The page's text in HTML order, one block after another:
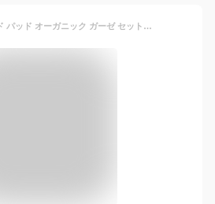
胸の汗 汗取りパッド パッド オーガニック ガーゼ セット 谷間 汗 吸水 汗臭 ニオイ ムレ 胸パット 胸の汗 汗取り 汗吸収 速乾 吸汗 はさむだけ 汗染み対策 レディース インナー (2枚 オーガニック)